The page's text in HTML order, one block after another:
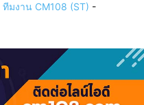
ทีมงาน CM108 (ST) -